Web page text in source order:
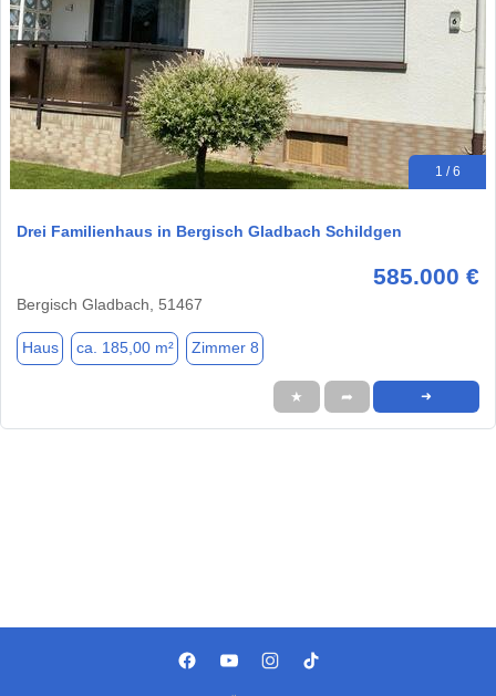
1 / 6
Drei Familienhaus in Bergisch Gladbach Schildgen
585.000 €
Bergisch Gladbach, 51467
Haus ca. 185,00 m² Zimmer 8
★ ➦ ➜